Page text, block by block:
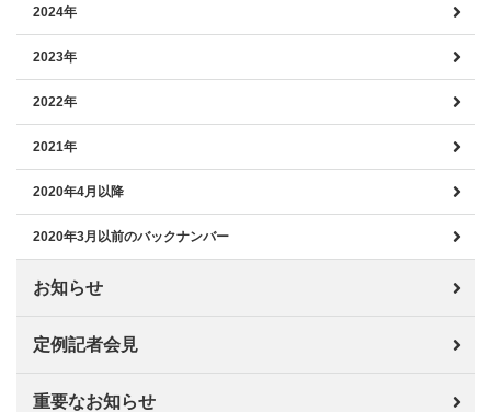
2024年
2023年
2022年
2021年
2020年4月以降
2020年3月以前のバックナンバー
お知らせ
定例記者会見
重要なお知らせ